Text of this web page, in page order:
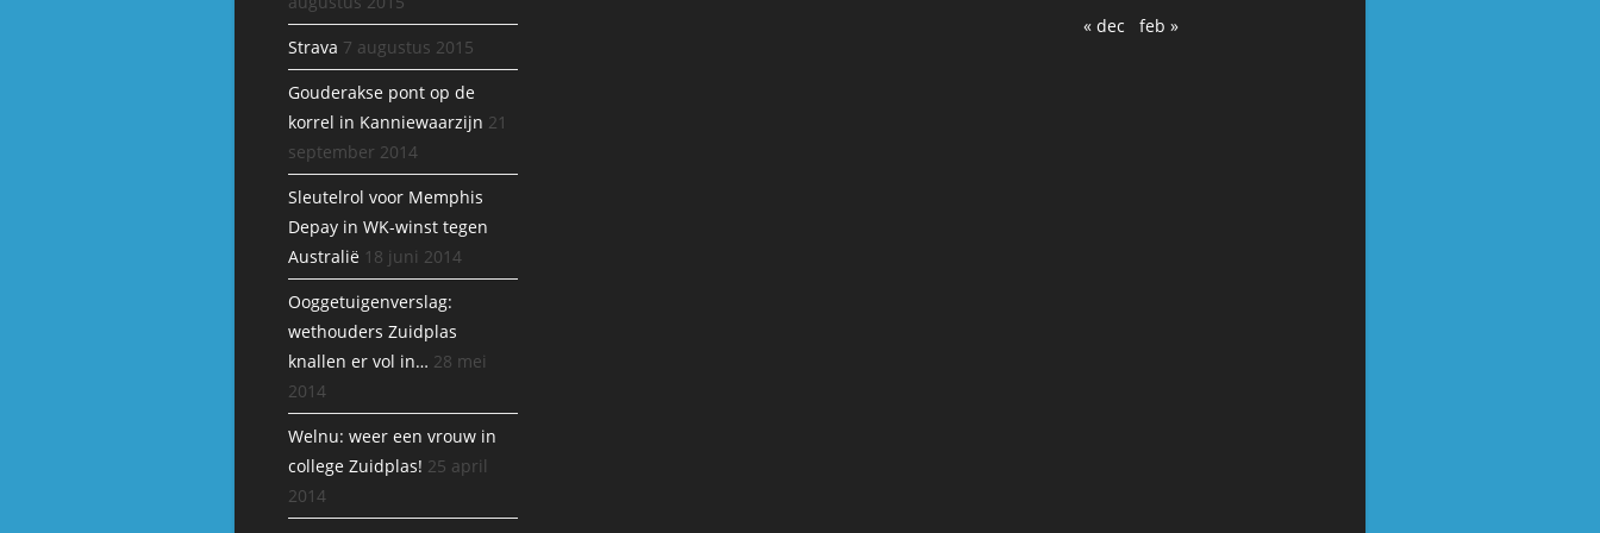
Strava 7 augustus 2015
Gouderakse pont op de
korrel in Kanniewaarzijn 21
september 2014
Sleutelrol voor Memphis
Depay in WK-winst tegen
Australië 18 juni 2014
Ooggetuigenverslag:
wethouders Zuidplas
knallen er vol in… 28 mei
2014
Welnu: weer een vrouw in
college Zuidplas! 25 april
2014
« dec feb »